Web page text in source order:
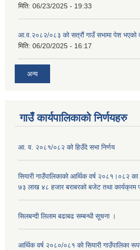
मिति: 06/23/2025 - 19:33
आ.व.२०८२/०८३ को सत्रौं गाउँ सभामा पेश भएको
मिति: 06/20/2025 - 16:17
अन्य
गाउँ कार्यपालिकाको निर्णयहरु
आ. व. २०८१/०८२ को हिउँदे सभा निर्णय
सियारी गाउँपालिकाको आर्थिक वर्ष २०८१।०८२
७३ लाख ४८ हजार बराबरको बजेट तथा कार्यक्रम
सिलबन्दी लिलाम बढाबढ सम्बन्धी सूचना ।
आर्थिक वर्ष २०८०/०८१ को सियारी गाउँपालिका